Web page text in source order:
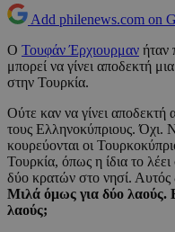
Add philenews.com on
Ο Τουφάν Έρχιουρμαν ήταν
μπορεί να γίνει αποδεκτή
στην Τουρκία.
Ούτε καν να γίνει αποδεκτή
τους Ελληνοκύπριους. Όχι.
κουρεύονται οι
Τουρκία, όπως η ίδια το
δύο κρατών στο νησί. Αυτός
Μιλά όμως για δύο λαούς.
λαούς;